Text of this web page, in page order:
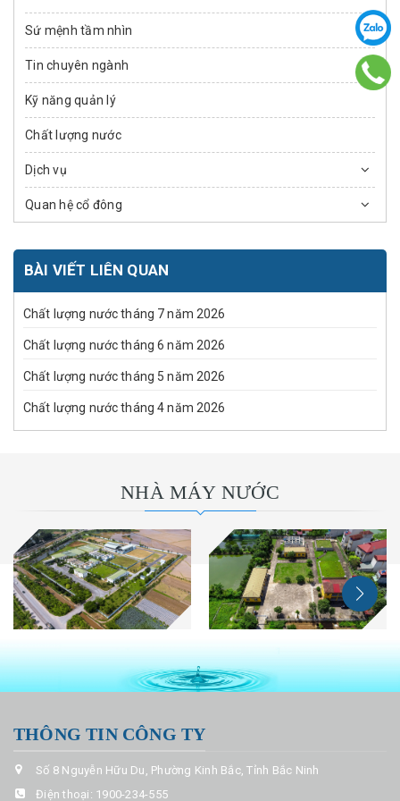
Sứ mệnh tầm nhìn
Tin chuyên ngành
Kỹ năng quản lý
Chất lượng nước
Dịch vụ
Quan hệ cổ đông
BÀI VIẾT LIÊN QUAN
Chất lượng nước tháng 7 năm 2026
Chất lượng nước tháng 6 năm 2026
Chất lượng nước tháng 5 năm 2026
Chất lượng nước tháng 4 năm 2026
NHÀ MÁY NƯỚC
THÔNG TIN CÔNG TY
Số 8 Nguyễn Hữu Du, Phường Kinh Bắc, Tỉnh Bắc Ninh
Điện thoại: 1900-234-555